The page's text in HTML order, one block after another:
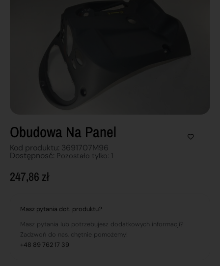
Obudowa Na Panel
Kod produktu: 3691707M96
Dostępnosć: Pozostało tylko: 1
247,86 zł
Masz pytania dot. produktu?
Masz pytania lub potrzebujesz dodatkowych informacji?
Zadzwoń do nas, chętnie pomożemy!
+48 89 762 17 39